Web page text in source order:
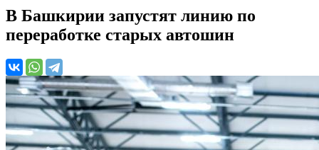
В Башкирии запустят линию по
переработке старых автошин